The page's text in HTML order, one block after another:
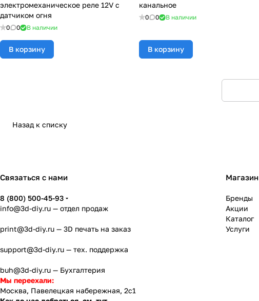
электромеханическое реле 12V с
датчиком огня
0 0 В наличии
В корзину
канальное
0 0 В наличии
В корзину
Назад к списку
Связаться с нами
8 (800) 500-45-93
info@3d-diy.ru — отдел продаж
print@3d-diy.ru — 3D печать на заказ
support@3d-diy.ru — тех. поддержка
buh@3d-diy.ru — Бухгалтерия
Мы переехали:
Москва, Павелецкая набережная, 2с1
Магазин
Бренды
Акции
Каталог
Услуги